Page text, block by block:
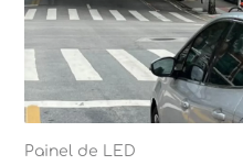
Painel de LED